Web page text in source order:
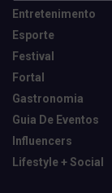
Entretenimento
Esporte
Festival
Fortal
Gastronomia
Guia De Eventos
Influencers
Lifestyle + Social